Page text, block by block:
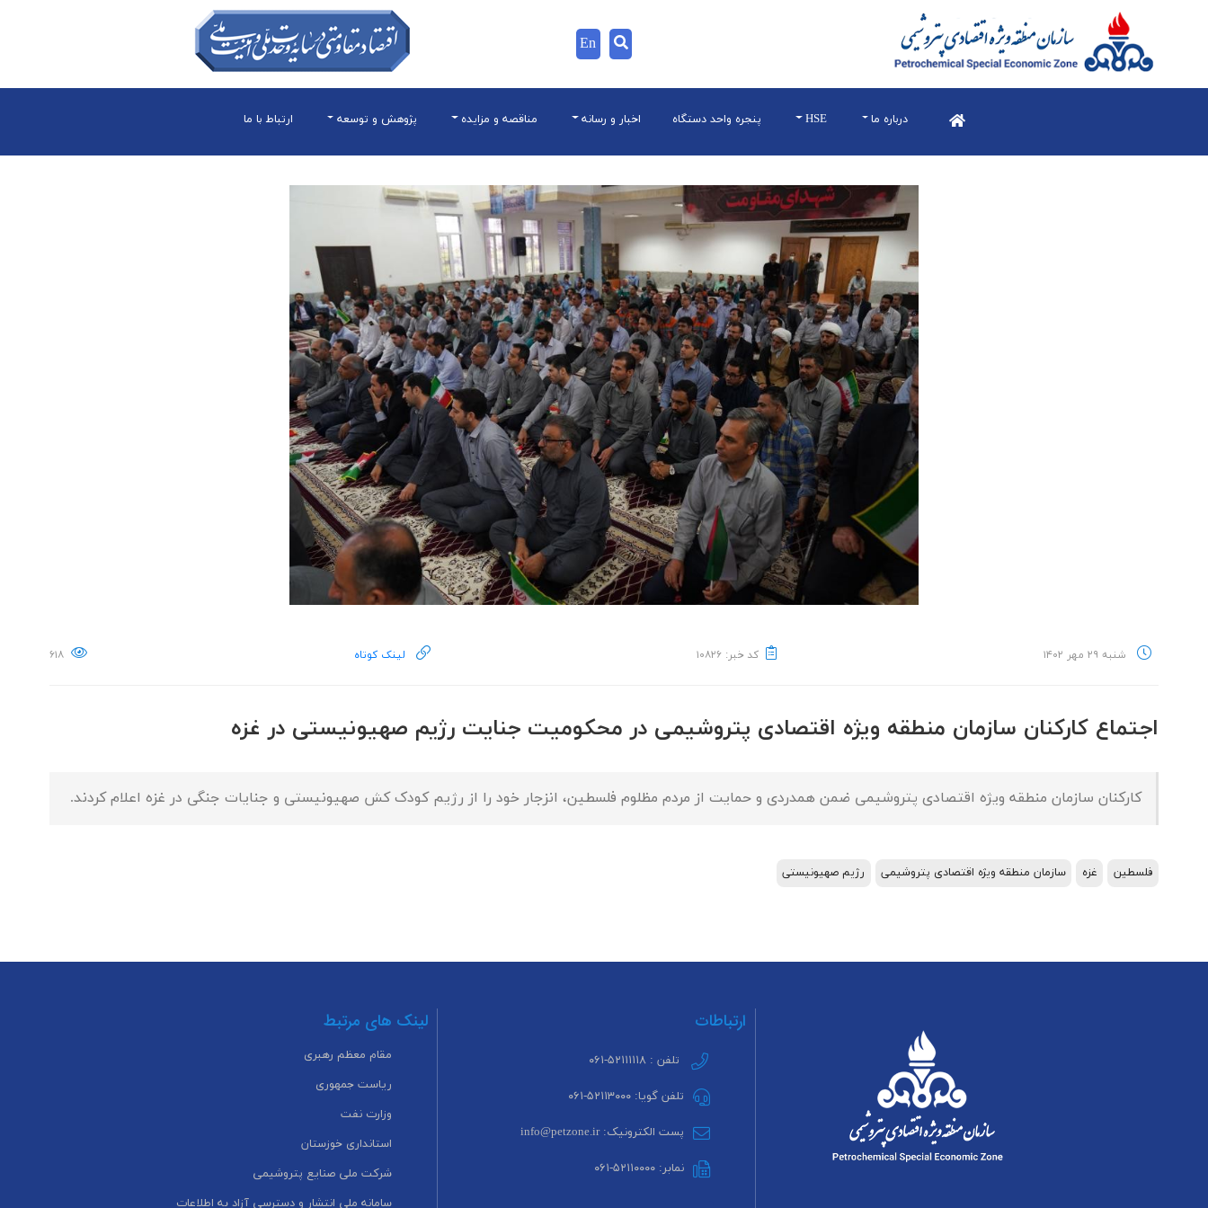
En
درباره ما HSE پنجره واحد دستگاه اخبار و رسانه مناقصه و مزایده پژوهش و توسعه ارتباط با ما
شنبه ۲۹ مهر ۱۴۰۲ کد خبر: ۱۰۸۲۶ لینک کوتاه ۶۱۸
اجتماع کارکنان سازمان منطقه ویژه اقتصادی پتروشیمی در محکومیت جنایت رژیم صهیونیستی در غزه
کارکنان سازمان منطقه ویژه اقتصادی پتروشیمی ضمن همدردی و حمایت از مردم مظلوم فلسطین، انزجار خود را از رژیم کودک کش صهیونیستی و جنایات جنگی در غزه اعلام کردند.
فلسطین غزه سازمان منطقه ویژه اقتصادی پتروشیمی رژیم صهیونیستی
ارتباطات
تلفن : ۵۲۱۱۱۱۱۸-۰۶۱
تلفن گویا: ۵۲۱۱۳۰۰۰-۰۶۱
پست الکترونیک: info@petzone.ir
نمابر: ۵۲۱۱۰۰۰۰-۰۶۱
لینک های مرتبط
مقام معظم رهبری
ریاست جمهوری
وزارت نفت
استانداری خوزستان
شرکت ملی صنایع پتروشیمی
سامانه ملی انتشار و دسترسی آزاد به اطلاعات